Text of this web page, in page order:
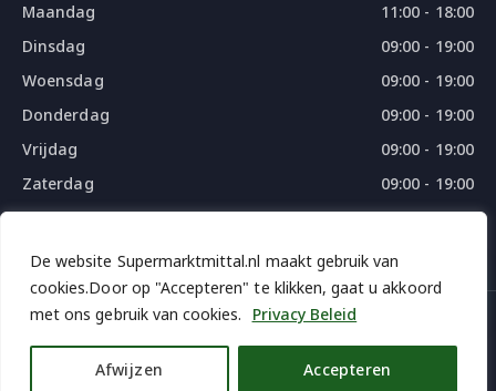
De website Supermarktmittal.nl maakt gebruik van
cookies.Door op "Accepteren" te klikken, gaat u akkoord
met ons gebruik van cookies.
Privacy Beleid
Afwijzen Accepteren
Maandag
11:00 - 18:00
Dinsdag
09:00 - 19:00
Woensdag
09:00 - 19:00
Donderdag
09:00 - 19:00
Vrijdag
09:00 - 19:00
Zaterdag
09:00 - 19:00
Zondag
09:00 - 18:00
© 2026 SUPERMARKTMITTAL - ALL RIGHTS RESERVED
BYTHE WEBDESIGN
iDEAL | Weroi Credit and Apple pay